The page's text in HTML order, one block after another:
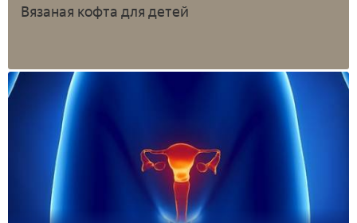
Вязаная кофта для детей